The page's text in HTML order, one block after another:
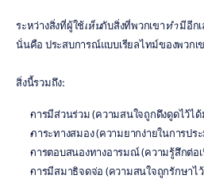
ระหว่างสิ่งที่ผู้ใช้เห็นกับสิ่งที่พวกเขาทำ มีอีกเ
นั่นคือ ประสบการณ์แบบเรียลไทม์ของพวกเ
สิ่งนี้รวมถึง:
การมีส่วนร่วม (ความสนใจถูกดึงดูดไว้ได้
ภาระทางสมอง (ความยากง่ายในการปร
การตอบสนองทางอารมณ์ (ความรู้สึกต่
การมีสมาธิจดจ่อ (ความสนใจถูกรักษาไว้